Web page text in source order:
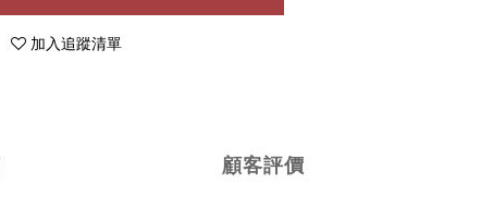
加入追蹤清單
顧客評價